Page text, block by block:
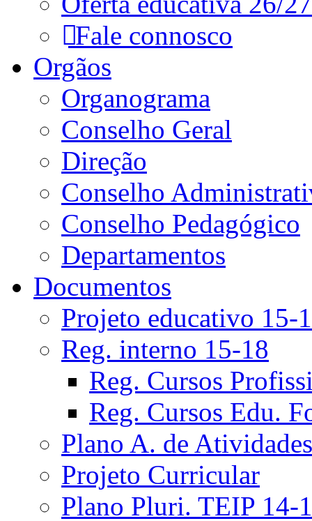
Fale connosco
Orgãos
Organograma
Conselho Geral
Direção
Conselho
Conselho Pedagógico
Departamentos
Documentos
Projeto educativo 15-
Reg. interno 15-18
Reg. Cursos
Reg. Cursos Edu.
Plano A. de Atividades
Projeto Curricular
Plano Pluri. TEIP 14-